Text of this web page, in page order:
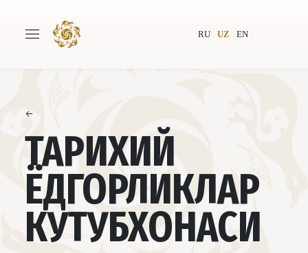
RU UZ EN
Муаллифлар
Нашриёт Янгиликлар
Лойиҳалар
←
ТАРИХИЙ
ЁДГОРЛИКЛАР
КУТУБХОНАСИ